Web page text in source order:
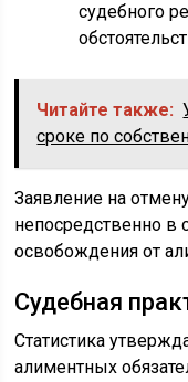
судебного
Читайте также:
сроке по
Заявление на
непосредственно в
освобождения от
Судебная
Статистика
алиментных